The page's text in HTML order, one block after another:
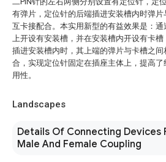
有弹片，定位针的后端插进安装槽内时弹片
互卡接配合。本实用新型的有益效果是：通
上开设有安装槽，并在安装槽内开设有卡槽
插进安装槽内时，其上端的弹片与卡槽之间
合，实现定位针固定在插座主体上，提高了
用性。
Landscapes
Details Of Connecting Devices
Male And Female Coupling